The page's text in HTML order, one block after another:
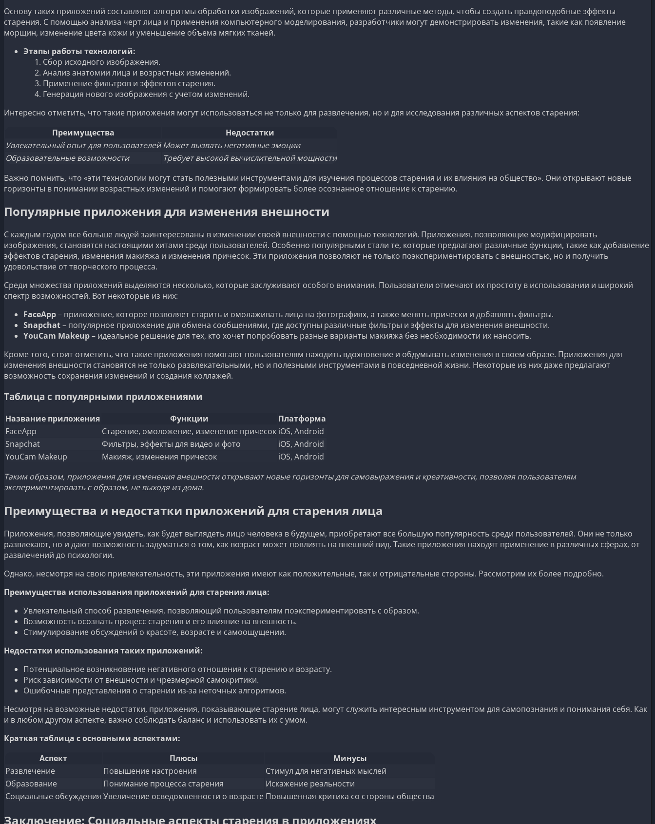
Основу таких приложений составляют алгоритмы обработки изображений, которые применяют различные методы, чтобы создать правдоподобные эффекты
старения. С помощью анализа черт лица и применения компьютерного моделирования, разработчики могут демонстрировать изменения, такие как появление
морщин, изменение цвета кожи и уменьшение объема мягких тканей.
Этапы работы технологий:
Сбор исходного изображения.
Анализ анатомии лица и возрастных изменений.
Применение фильтров и эффектов старения.
Генерация нового изображения с учетом изменений.
Интересно отметить, что такие приложения могут использоваться не только для развлечения, но и для исследования различных аспектов старения:
Преимущества
Недостатки
Увлекательный опыт для пользователей Может вызвать негативные эмоции
Образовательные возможности
Требует высокой вычислительной мощности
Важно помнить, что «эти технологии могут стать полезными инструментами для изучения процессов старения и их влияния на общество». Они открывают новые
горизонты в понимании возрастных изменений и помогают формировать более осознанное отношение к старению.
Популярные приложения для изменения внешности
С каждым годом все больше людей заинтересованы в изменении своей внешности с помощью технологий. Приложения, позволяющие модифицировать
изображения, становятся настоящими хитами среди пользователей. Особенно популярными стали те, которые предлагают различные функции, такие как добавление
эффектов старения, изменения макияжа и изменения причесок. Эти приложения позволяют не только поэкспериментировать с внешностью, но и получить
удовольствие от творческого процесса.
Среди множества приложений выделяются несколько, которые заслуживают особого внимания. Пользователи отмечают их простоту в использовании и широкий
спектр возможностей. Вот некоторые из них:
FaceApp– приложение, которое позволяет старить и омолаживать лица на фотографиях, а также менять прически и добавлять фильтры.
Snapchat– популярное приложение для обмена сообщениями, где доступны различные фильтры и эффекты для изменения внешности.
YouCam Makeup– идеальное решение для тех, кто хочет попробовать разные варианты макияжа без необходимости их наносить.
Кроме того, стоит отметить, что такие приложения помогают пользователям находить вдохновение и обдумывать изменения в своем образе. Приложения для
изменения внешности становятся не только развлекательными, но и полезными инструментами в повседневной жизни. Некоторые из них даже предлагают
возможность сохранения изменений и создания коллажей.
Таблица с популярными приложениями
Название приложения Функции
Платформа
FaceApp
Старение, омоложение, изменение причесок iOS, Android
Snapchat
Фильтры, эффекты для видео и фото
iOS, Android
YouCam Makeup
Макияж, изменения причесок
iOS, Android
Таким образом, приложения для изменения внешности открывают новые горизонты для самовыражения и креативности, позволяя пользователям
экспериментировать с образом, не выходя из дома.
Преимущества и недостатки приложений для старения лица
Приложения, позволяющие увидеть, как будет выглядеть лицо человека в будущем, приобретают все большую популярность среди пользователей. Они не только
развлекают, но и дают возможность задуматься о том, как возраст может повлиять на внешний вид. Такие приложения находят применение в различных сферах, от
развлечений до психологии.
Однако, несмотря на свою привлекательность, эти приложения имеют как положительные, так и отрицательные стороны. Рассмотрим их более подробно.
Преимущества использования приложений для старения лица:
Увлекательный способ развлечения, позволяющий пользователям поэкспериментировать с образом.
Возможность осознать процесс старения и его влияние на внешность.
Стимулирование обсуждений о красоте, возрасте и самоощущении.
Недостатки использования таких приложений:
Потенциальное возникновение негативного отношения к старению и возрасту.
Риск зависимости от внешности и чрезмерной самокритики.
Ошибочные представления о старении из-за неточных алгоритмов.
Несмотря на возможные недостатки, приложения, показывающие старение лица, могут служить интересным инструментом для самопознания и понимания себя. Как
и в любом другом аспекте, важно соблюдать баланс и использовать их с умом.
Краткая таблица с основными аспектами:
Аспект
Плюсы
Минусы
Развлечение
Повышение настроения
Стимул для негативных мыслей
Образование
Понимание процесса старения
Искажение реальности
Социальные обсуждения Увеличение осведомленности о возрасте Повышенная критика со стороны общества
Заключение: Социальные аспекты старения в приложениях